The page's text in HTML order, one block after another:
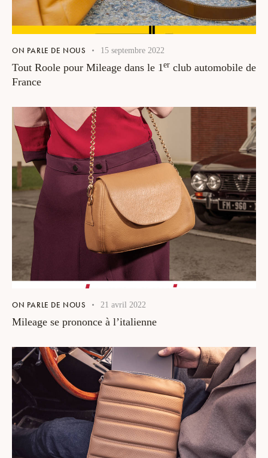
ON PARLE DE NOUS 15 septembre 2022
Tout Roole pour Mileage dans le 1 er club automobile de
France
ON PARLE DE NOUS 21 avril 2022
Mileage se prononce à l’italienne